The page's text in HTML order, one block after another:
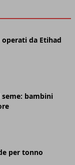
da Etihad
seme: bambini
per tonno